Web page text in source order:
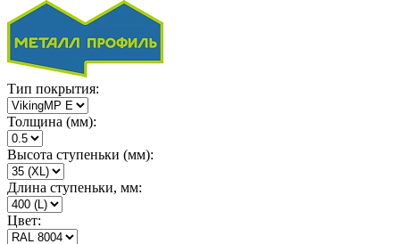
Тип покрытия:
Толщина (мм):
Высота ступеньки (мм):
Длина ступеньки, мм:
Цвет: